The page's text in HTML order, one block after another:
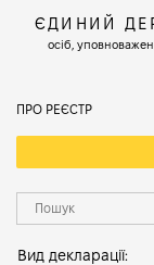
ЄДИНИЙ
осіб,
ПРО РЕЄСТР
Вид декларації: